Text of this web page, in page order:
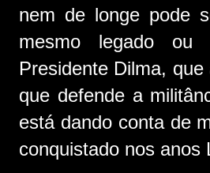
nem de longe pode
mesmo legado
Presidente Dilma,
que defende a
está dando conta de
conquistado nos anos